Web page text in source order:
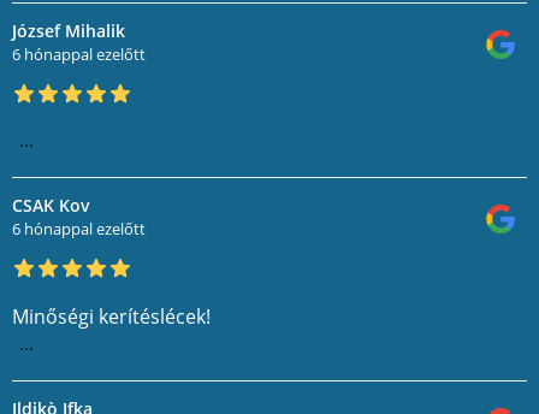
József Mihalik
6 hónappal ezelőtt
...
CSAK Kov
6 hónappal ezelőtt
Minőségi kerítéslécek!
...
Ildikò Ifka